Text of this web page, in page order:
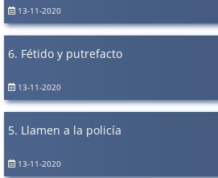
13-11-2020
6. Fétido y putrefacto
13-11-2020
5. Llamen a la policía
13-11-2020